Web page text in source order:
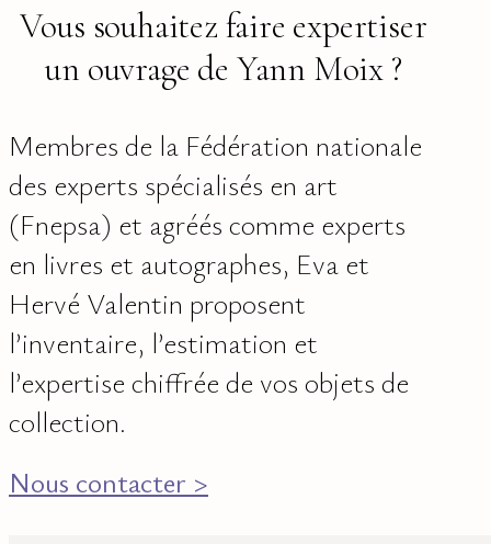
Vous souhaitez faire expertiser
un ouvrage de Yann Moix ?
Membres de la Fédération nationale
des experts spécialisés en art
(Fnepsa) et agréés comme experts
en livres et autographes, Eva et
Hervé Valentin proposent
l’inventaire, l’estimation et
l’expertise chiffrée de vos objets de
collection.
Nous contacter >